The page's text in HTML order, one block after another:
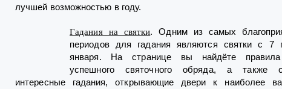
лучшей возможностью в году.
Гадания на святки. Одним из самых
периодов для гадания являются святки с 7
января. На странице вы найдёте
успешного святочного обряда, а также
интересные гадания, открывающие двери к наиболее